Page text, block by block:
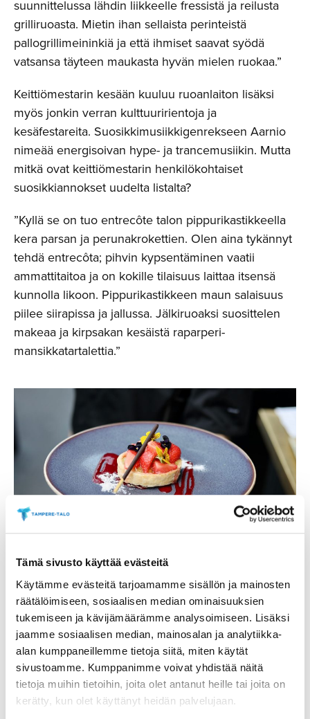
Tämä sivusto käyttää evästeitä
Käytämme evästeitä tarjoamamme sisällön ja mainosten
räätälöimiseen, sosiaalisen median ominaisuuksien
tukemiseen ja kävijämäärämme analysoimiseen. Lisäksi
jaamme sosiaalisen median, mainosalan ja analytiikka-
alan kumppaneillemme tietoja siitä, miten käytät
sivustoamme. Kumppanimme voivat yhdistää näitä
tietoja muihin tietoihin, joita olet antanut heille tai joita on
kerätty, kun olet käyttänyt heidän palvelujaan.
suunnittelussa lähdin liikkeelle fressistä ja reilusta
grilliruoasta. Mietin ihan sellaista perinteistä
pallogrillimeininkiä ja että ihmiset saavat syödä
vatsansa täyteen maukasta hyvän mielen ruokaa.”
Keittiömestarin kesään kuuluu ruoanlaiton lisäksi
myös jonkin verran kulttuuririentoja ja
kesäfestareita. Suosikkimusiikkigenrekseen Aarnio
nimeää energisoivan hype- ja trancemusiikin. Mutta
mitkä ovat keittiömestarin henkilökohtaiset
suosikkiannokset uudelta listalta?
”Kyllä se on tuo entrecôte talon pippurikastikkeella
kera parsan ja perunakrokettien. Olen aina tykännyt
tehdä entrecôta; pihvin kypsentäminen vaatii
ammattitaitoa ja on kokille tilaisuus laittaa itsensä
kunnolla likoon. Pippurikastikkeen maun salaisuus
piilee siirapissa ja jallussa. Jälkiruoaksi suosittelen
makeaa ja kirpsakan kesäistä raparperi-
mansikkatartalettia.”
Ravintola Tuhton raparperi-mansikkatartaletti on kesä
lautasella. Kuva: Vilma Viitala
Livemusiikkia terassilla
Aarnio vinkkaa, että Tuhton kesämenu kannattaa
nauttia ravintolan viihtyisällä terassilla Sorsapuiston
kupeessa. Mittavan markiisin alla on mukava viettää